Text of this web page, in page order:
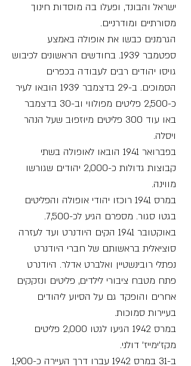
ישראל והבונד, ופעלו בה מוסדות חינוך
מסורתיים ומודרניים.
הגרמנים כבשו את אופולה באמצע
ספטמבר 1939. בחודשים הראשונים לכיבוש
גויסו יהודים רבים לעבודה בכפרים
הסמוכים. ב-29 בדצמבר 1939 הובאו לעיר
כ-2,500 פליטים מפולווי וב-30 בדצמבר
באו עוד 300 פליטים מיוּזפוּב שעל הנהר
ויסלה.
בפברואר 1941 הובאו לאופולה בשתי
קבוצות גדולות כ-2,000 יהודים שגורשו
מווינה.
במרס 1941 רוכזו יהודי אופולה והפליטים
בגטו סגור. מספרם הגיע לכ-7,500.
באוקטובר 1941 הקים היודנרט ועד לעזרה
סוציאלית בראשותם של חברי היודנרט
נפתלי רובינשטיין ואלברט אדלר. היודנרט
פתח מטבח ציבורי לילדים, פליטים ונזקקים
אחרים והופקד גם על הסיוע ליהודים
בעיירות סמוכות.
במרס 1942 הגיעו לגטו 2,000 פליטים
מקז'ימייז' דולני.
ב-31 במרס 1942 עברו דרך העיירה כ-1,900